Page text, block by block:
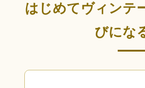
はじめてヴィンテ
びにな